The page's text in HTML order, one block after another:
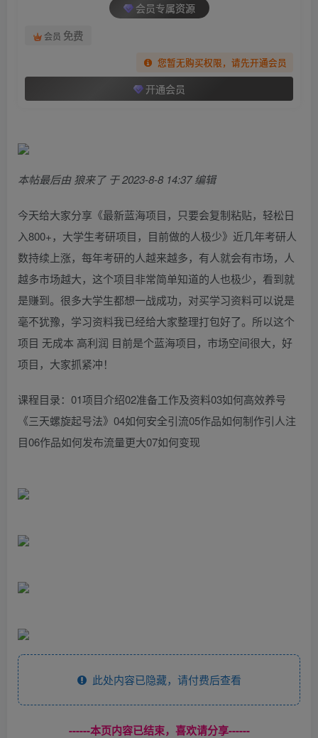
会员专属资源
会员 免费
您暂无购买权限，请先开通会员
开通会员
本帖最后由 狼来了 于 2023-8-8 14:37 编辑
今天给大家分享《最新蓝海项目，只要会复制粘贴，轻松日
入800+，大学生考研项目，目前做的人极少》近几年考研人
数持续上涨，每年考研的人越来越多，有人就会有市场，人
越多市场越大，这个项目非常简单知道的人也极少，看到就
是赚到。很多大学生都想一战成功，对买学习资料可以说是
毫不犹豫，学习资料我已经给大家整理打包好了。所以这个
项目 无成本 高利润 目前是个蓝海项目，市场空间很大，好
项目，大家抓紧冲！
课程目录：01项目介绍02准备工作及资料03如何高效养号
《三天螺旋起号法》04如何安全引流05作品如何制作引人注
目06作品如何发布流量更大07如何变现
此处内容已隐藏，请付费后查看
------本页内容已结束，喜欢请分享------